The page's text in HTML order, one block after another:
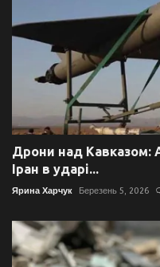
Дрони над Кавказом:
Іран в ударі...
Ярина Харчук Березень 5, 2026